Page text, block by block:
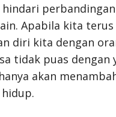
hindari perbandingan
Apabila kita terus
diri kita dengan
tidak puas dengan
akan